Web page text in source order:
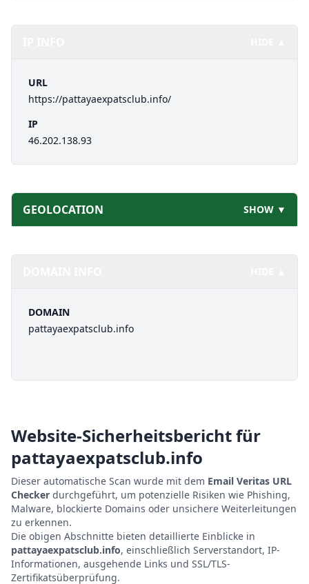
URL
https://pattayaexpatsclub.info/
IP
46.202.138.93
GEOLOCATION SHOW ▼
DOMAIN
pattayaexpatsclub.info
Website-Sicherheitsbericht für
pattayaexpatsclub.info
Dieser automatische Scan wurde mit dem Email Veritas URL
Checker durchgeführt, um potenzielle Risiken wie Phishing,
Malware, blockierte Domains oder unsichere Weiterleitungen
zu erkennen.
Die obigen Abschnitte bieten detaillierte Einblicke in
pattayaexpatsclub.info, einschließlich Serverstandort, IP-
Informationen, ausgehende Links und SSL/TLS-
Zertifikatsüberprüfung.